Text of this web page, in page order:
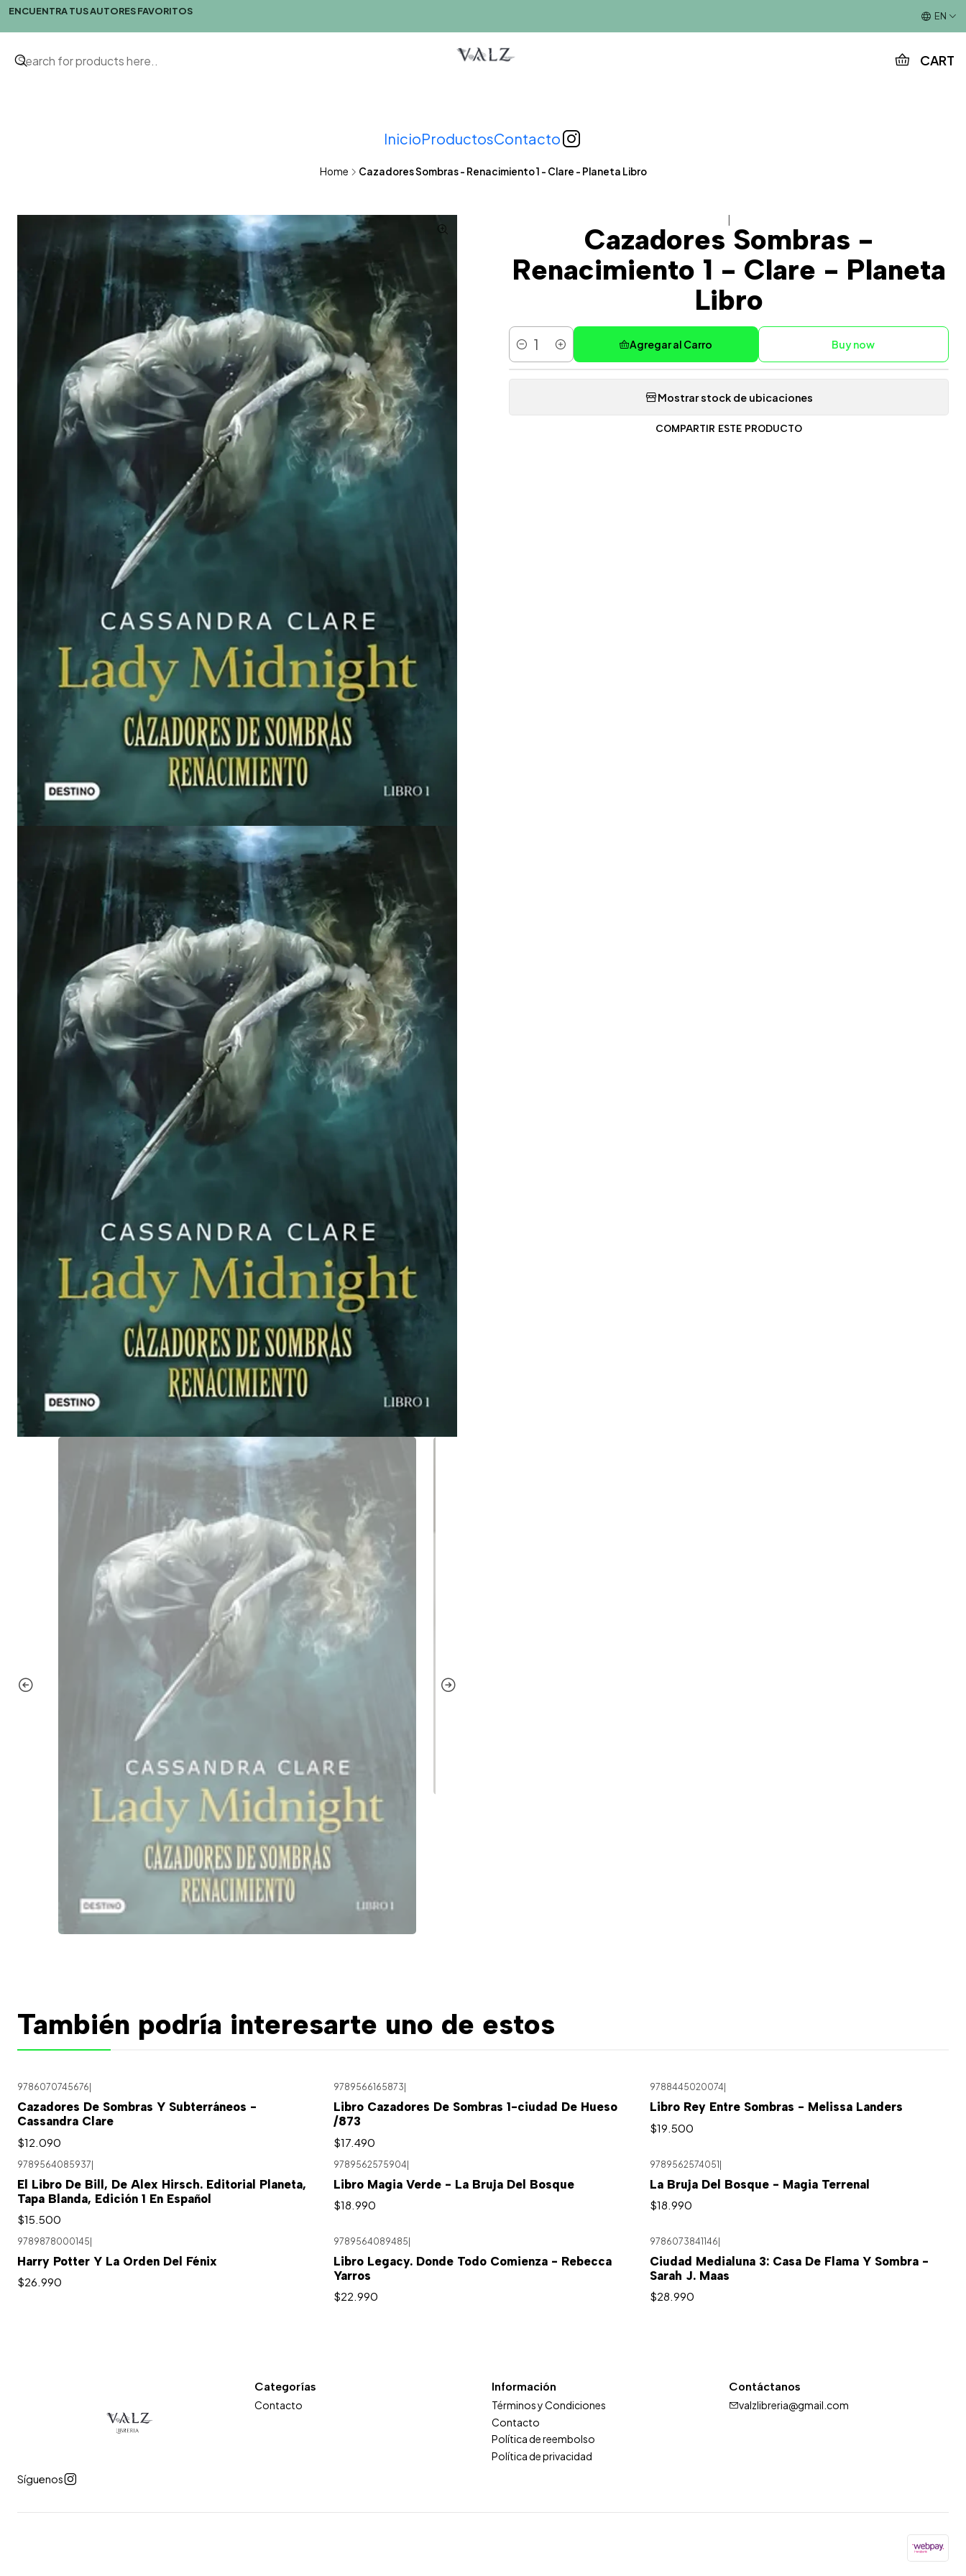
CART
InicioProductosContacto
ENCUENTRA TUS AUTORES FAVORITOS EN
Home Cazadores Sombras - Renacimiento 1 - Clare - Planeta Libro
Cazadores Sombras -
Renacimiento 1 - Clare - Planeta
Libro
Cantidad
Agregar al Carro Buy now
Mostrar stock de ubicaciones
COMPARTIR ESTE PRODUCTO
También podría interesarte uno de estos
9786070745676
Cazadores De Sombras Y Subterráneos -
Cassandra Clare
$12.090
9789566165873
Libro Cazadores De Sombras 1-ciudad De Hueso
/873
$17.490
9788445020074
Libro Rey Entre Sombras - Melissa Landers
$19.500
9789564085937|
El Libro De Bill, De Alex Hirsch. Editorial Planeta,
Tapa Blanda, Edición 1 En Español
$15.500
9789562575904|
Libro Magia Verde - La Bruja Del Bosque
$18.990
9789562574051|
La Bruja Del Bosque - Magia Terrenal
$18.990
9789878000145
Harry Potter Y La Orden Del Fénix
$26.990
9789564089485
Libro Legacy. Donde Todo Comienza - Rebecca
Yarros
$22.990
9786073841146
Ciudad Medialuna 3: Casa De Flama Y Sombra -
Sarah J. Maas
$28.990
Síguenos
Categorías
Contacto
Información
Términos y Condiciones
Contacto
Política de reembolso
Política de privacidad
Contáctanos
valzlibreria@gmail.com